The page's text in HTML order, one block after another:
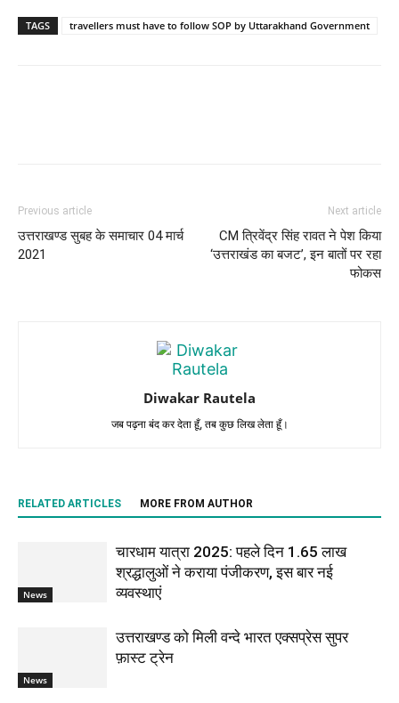
TAGS travellers must have to follow SOP by Uttarakhand Government
Previous article
उत्तराखण्ड सुबह के समाचार 04 मार्च
2021
Next article
CM त्रिवेंद्र सिंह रावत ने पेश किया
‘उत्तराखंड का बजट’, इन बातों पर रहा
फोकस
Diwakar Rautela
जब पढ़ना बंद कर देता हूँ, तब कुछ लिख लेता हूँ।
RELATED ARTICLES MORE FROM AUTHOR
News
चारधाम यात्रा 2025: पहले दिन 1.65 लाख
श्रद्धालुओं ने कराया पंजीकरण, इस बार नई
व्यवस्थाएं
News
उत्तराखण्ड को मिली वन्दे भारत एक्सप्रेस सुपर
फ़ास्ट ट्रेन